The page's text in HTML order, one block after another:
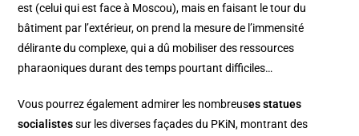
est (celui qui est face à Moscou), mais en faisant le tour du
bâtiment par l’extérieur, on prend la mesure de l’immensité
délirante du complexe, qui a dû mobiliser des ressources
pharaoniques durant des temps pourtant difficiles…
Vous pourrez également admirer les nombreuses statues
socialistessur les diverses façades du PKiN, montrant des